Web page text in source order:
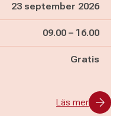
23 september 2026
Pågår mellan
09.00 – och
16.00
Gratis
Läs mer